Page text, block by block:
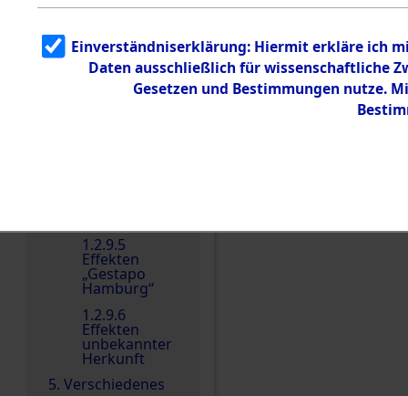
1.2.9.3
Effekten aus
dem KZ
Neuengamm
1.2.9.5
Effekten
„Gestapo
Hamburg“
1.2.9.6
Effekten
unbekannter
Herkunft
5. Verschiedenes
Einen Kommentar
Einverständniserklärung: Hiermit erkläre ich
Daten ausschließlich für wissenschaftliche
Gesetzen und Bestimmungen nutze.